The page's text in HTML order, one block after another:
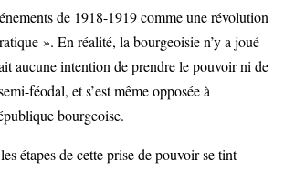
de 1918-1919 comme une révolution
». En réalité, la bourgeoisie n’y a joué
aucune intention de prendre le pouvoir ni de
féodal, et s’est même opposée à
bourgeoise.
étapes de cette prise de pouvoir se tint